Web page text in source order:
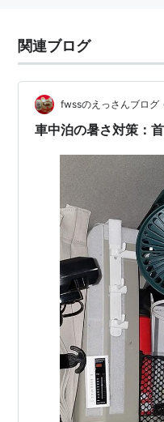
関連ブログ
fwssのえっさんブログ
車中泊の暑さ対策：